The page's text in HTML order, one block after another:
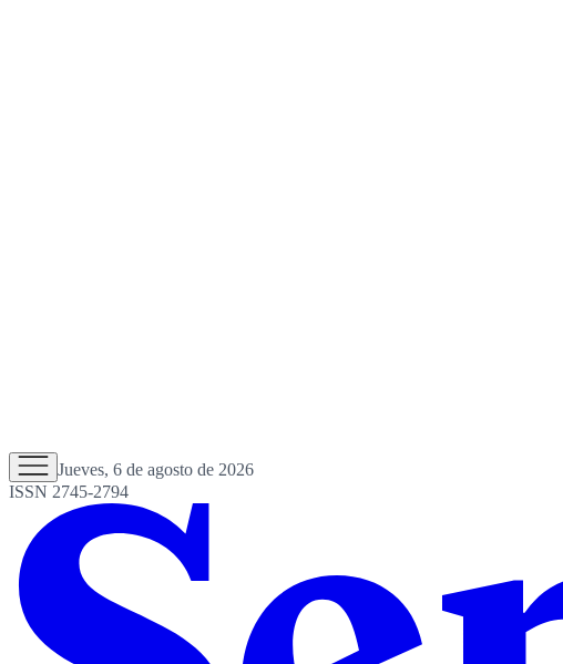
Jueves, 6 de agosto de 2026
ISSN 2745-2794